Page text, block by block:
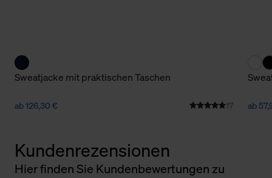
Sweatjacke mit praktischen Taschen
ab 126,30 € 17 ab
Kundenrezensionen
Hier finden Sie Kundenbewertungen zu